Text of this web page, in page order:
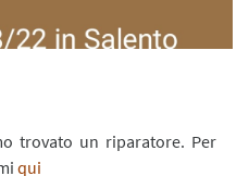
trovato un riparatore. Per
qui